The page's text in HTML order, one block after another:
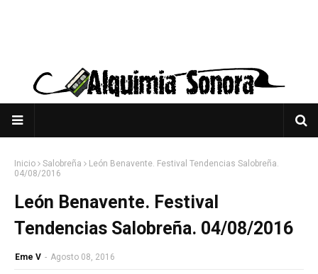
Inicio Salobreña
León Benavente. Festival Tendencias Salobreña.
04/08/2016
León Benavente. Festival
Tendencias Salobreña. 04/08/2016
Eme V - Agosto 08, 2016